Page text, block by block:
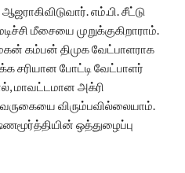
எம்.பி. சீட்டு
மீசையை முறுக்குகிறாராம்.
கம்பன் திமுக வேட்பாளராக
சரியான போட்டி வேட்பாளர்
மாவட்டமான அக்ரி
வருகையை விரும்பவில்லையாம்.
ஒத்துழைப்பு